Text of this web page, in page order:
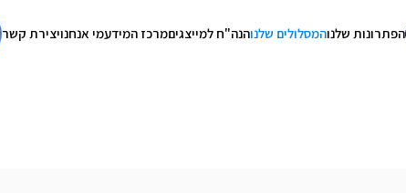
הפתרונות שלנוהמסלולים שלנוהנה"ח למייצגיםמרכז המידעמי אנחנויצירת קשר